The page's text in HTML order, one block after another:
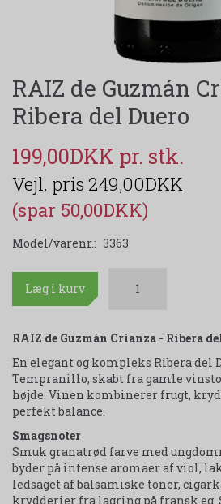
RAIZ de Guzmán
Ribera del Duero
199,00DKK
249,00DKK
(spar 50,00DKK)
Model/varenr.: 3363
Læg i kurv
RAIZ de Guzmán Crianza - Ribera
En elegant og kompleks Ribera del
Tempranillo, skabt fra gamle
højde. Vinen kombinerer frugt,
perfekt balance.
Smagsnoter
Smuk granatrød farve med
byder på intense aromaer af viol,
ledsaget af balsamiske toner,
krydderier fra lagring på fransk eg.